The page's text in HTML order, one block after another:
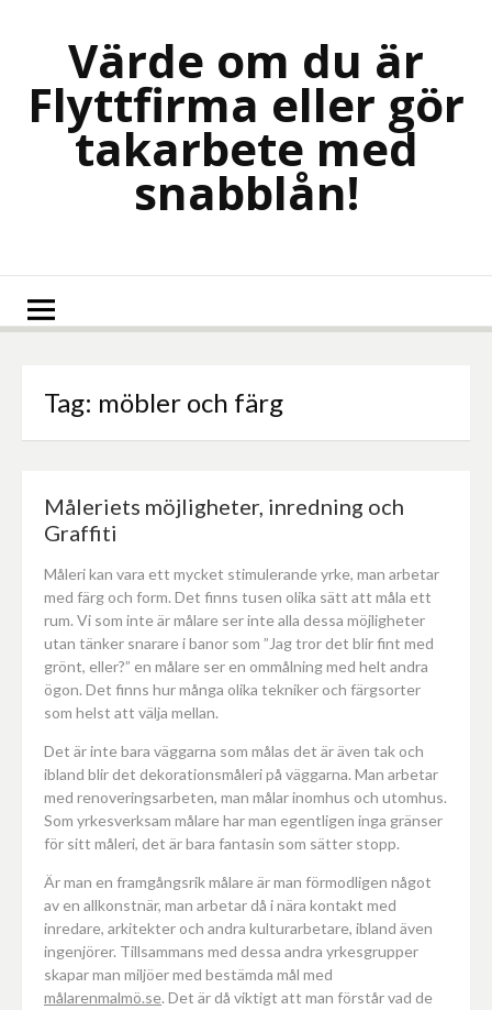
Värde om du är
Flyttfirma eller gör
takarbete med
snabblån!
Tag: möbler och färg
Måleriets möjligheter, inredning och
Graffiti
Måleri kan vara ett mycket stimulerande yrke, man arbetar
med färg och form. Det finns tusen olika sätt att måla ett
rum. Vi som inte är målare ser inte alla dessa möjligheter
utan tänker snarare i banor som ”Jag tror det blir fint med
grönt, eller?” en målare ser en ommålning med helt andra
ögon. Det finns hur många olika tekniker och färgsorter
som helst att välja mellan.
Det är inte bara väggarna som målas det är även tak och
ibland blir det dekorationsmåleri på väggarna. Man arbetar
med renoveringsarbeten, man målar inomhus och utomhus.
Som yrkesverksam målare har man egentligen inga gränser
för sitt måleri, det är bara fantasin som sätter stopp.
Är man en framgångsrik målare är man förmodligen något
av en allkonstnär, man arbetar då i nära kontakt med
inredare, arkitekter och andra kulturarbetare, ibland även
ingenjörer. Tillsammans med dessa andra yrkesgrupper
skapar man miljöer med bestämda mål med
målarenmalmö.se. Det är då viktigt att man förstår vad de